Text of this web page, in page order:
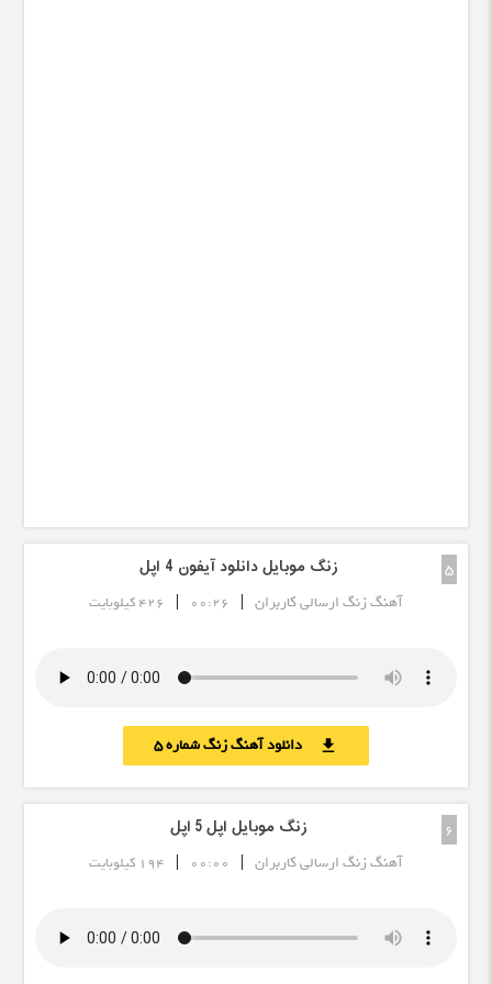
5 زنگ موبایل دانلود آیفون 4 اپل
آهنگ زنگ ارسالی کاربران |
00:26
| 426 کیلوبایت
download دانلود آهنگ زنگ شماره 5
6 زنگ موبایل اپل 5 اپل
آهنگ زنگ ارسالی کاربران |
00:00
| 194 کیلوبایت